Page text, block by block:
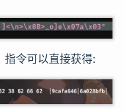
指令可以直接获得: